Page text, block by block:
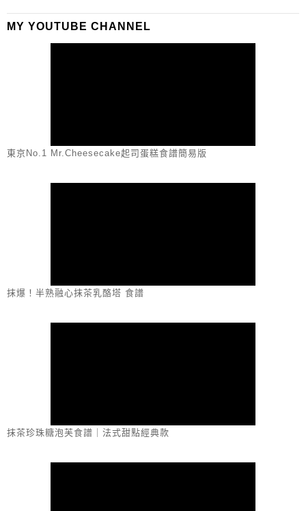
MY YOUTUBE CHANNEL
東京No.1 Mr.Cheesecake起司蛋糕食譜簡易版
抹爆！半熟融心抹茶乳酪塔 食譜
抹茶珍珠糖泡芙食譜｜法式甜點經典款